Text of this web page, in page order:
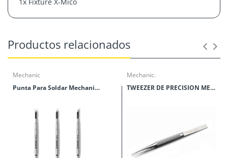
Productos relacionados
Mechanic
Punta Para Soldar Mechanic Serie C210
Mechanic.
TWEEZER DE PRECISION MECHANIC SERIES TK